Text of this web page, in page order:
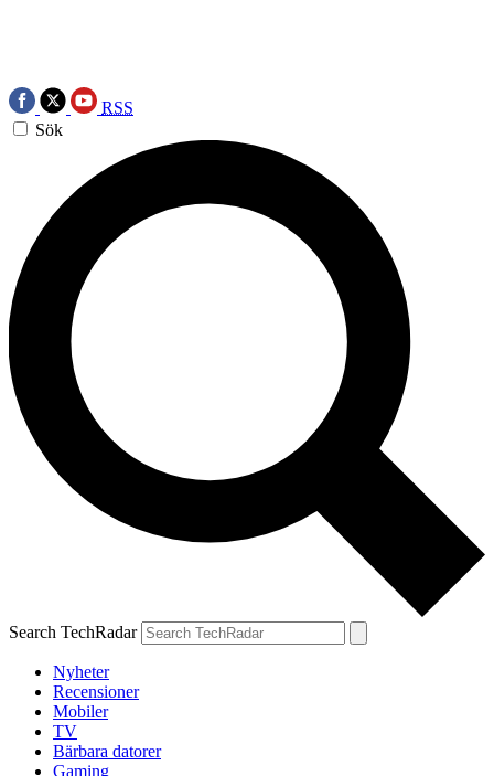
RSS
Sök
Search TechRadar
Nyheter
Recensioner
Mobiler
TV
Bärbara datorer
Gaming